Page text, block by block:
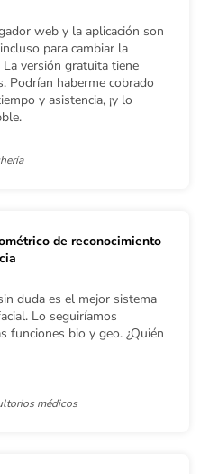
web y la aplicación son
para cambiar la
versión gratuita tiene
Podrían haberme cobrado
y asistencia, ¡y lo
de reconocimiento
duda es el mejor sistema
Lo seguiríamos
funciones bio y geo. ¿Quién
médicos